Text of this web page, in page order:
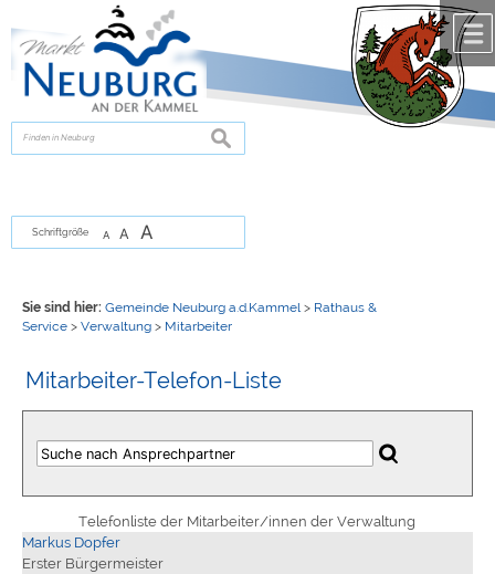
zur Navigationoder
springen.
suchen
Schriftgröße A A A
Sie sind hier: Gemeinde Neuburg a.d.Kammel > Rathaus &
Service> Verwaltung> Mitarbeiter
Mitarbeiter-Telefon-Liste
Telefonliste der Mitarbeiter/innen der Verwaltung
Markus Dopfer
Erster Bürgermeister